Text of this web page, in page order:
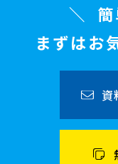
まずはお
資